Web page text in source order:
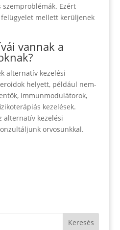
Ezért
mellett kerüljenek
vannak a
alternatív kezelési
helyett, például nem-
immunmodulátorok,
kezelések.
alternatív kezelési
orvosunkkal.
Keresés